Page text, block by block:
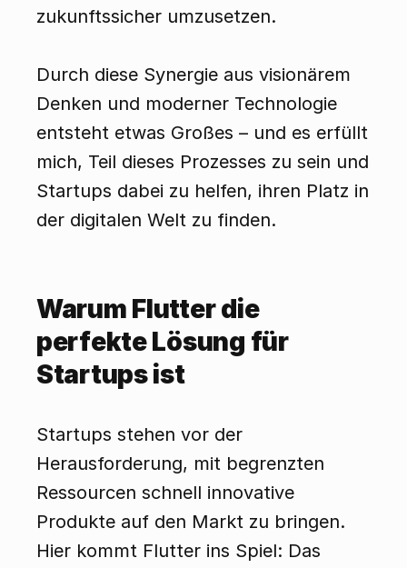
zukunftssicher umzusetzen.
Durch diese Synergie aus visionärem
Denken und moderner Technologie
entsteht etwas Großes – und es erfüllt
mich, Teil dieses Prozesses zu sein und
Startups dabei zu helfen, ihren Platz in
der digitalen Welt zu finden.
Warum Flutter die
perfekte Lösung für
Startups ist
Startups stehen vor der
Herausforderung, mit begrenzten
Ressourcen schnell innovative
Produkte auf den Markt zu bringen.
Hier kommt Flutter ins Spiel: Das